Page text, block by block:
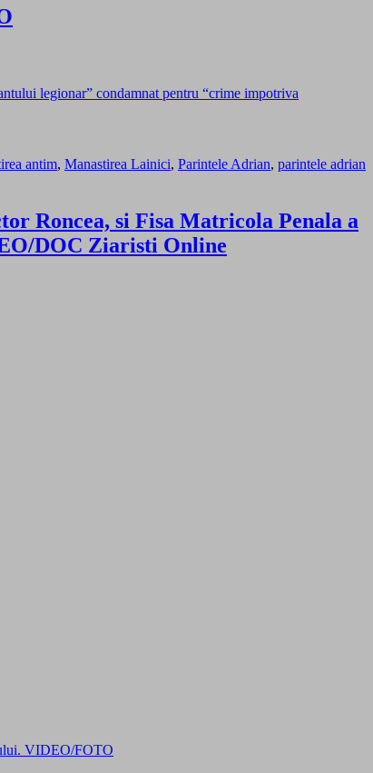
legionar” condamnat pentru “crime impotriva
antim, Manastirea Lainici, Parintele Adrian, parintele adrian
Roncea, si Fisa Matricola Penala a
DOC Ziaristi Online
VIDEO/FOTO